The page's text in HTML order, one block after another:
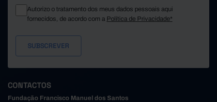
Autorizo o tratamento dos meus dados pessoais aqui
fornecidos, de acordo com a Política de Privacidade*
CONTACTOS
Fundação Francisco Manuel dos Santos